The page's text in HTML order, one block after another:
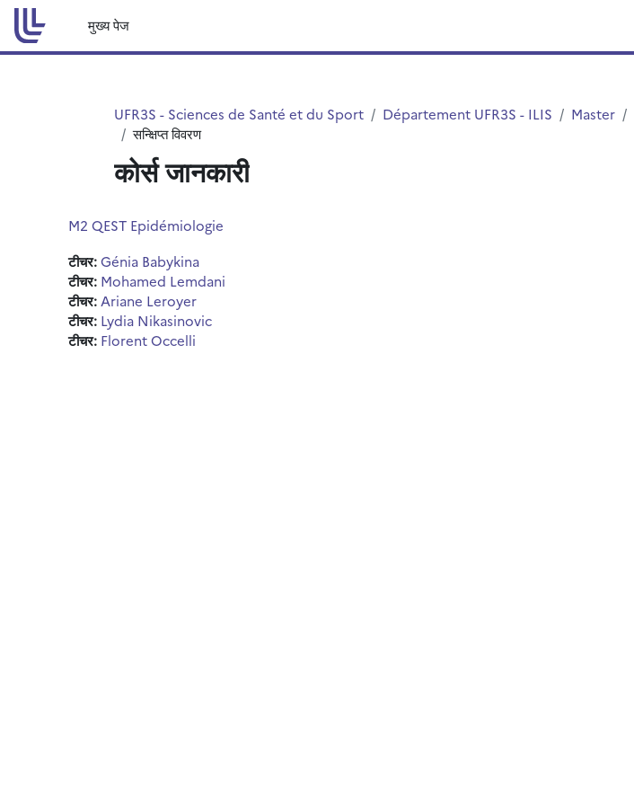
छोड़ कर मुख्य सामग्री पर जाएं
मुख्य पेज
UFR3S - Sciences de Santé et du Sport Département UFR3S - ILIS Master
सन्क्षिप्त विवरण
कोर्स जानकारी
M2 QEST Epidémiologie
टीचर:Génia Babykina
टीचर: Mohamed Lemdani
टीचर: Ariane Leroyer
टीचर: Lydia Nikasinovic
टीचर: Florent Occelli